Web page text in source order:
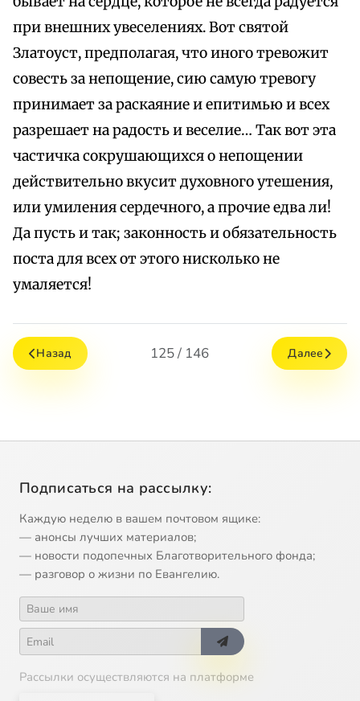
при внешних увеселениях. Вот святой
Златоуст, предполагая, что иного тревожит
совесть за непощение, сию самую тревогу
принимает за раскаяние и епитимью и всех
разрешает на радость и веселие… Так вот эта
частичка сокрушающихся о непощении
действительно вкусит духовного утешения,
или умиления сердечного, а прочие едва ли!
Да пусть и так; законность и обязательность
поста для всех от этого нисколько не
умаляется!
Назад 125 / 146 Далее
Подписаться на рассылку:
Каждую неделю в вашем почтовом ящике:
— анонсы лучших материалов;
— новости подопечных Благотворительного фонда;
— разговор о жизни по Евангелию.
Рассылки осуществляются на платформе